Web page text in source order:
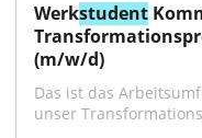
Werkstudent
(m/w/d)
Das ist das
unser